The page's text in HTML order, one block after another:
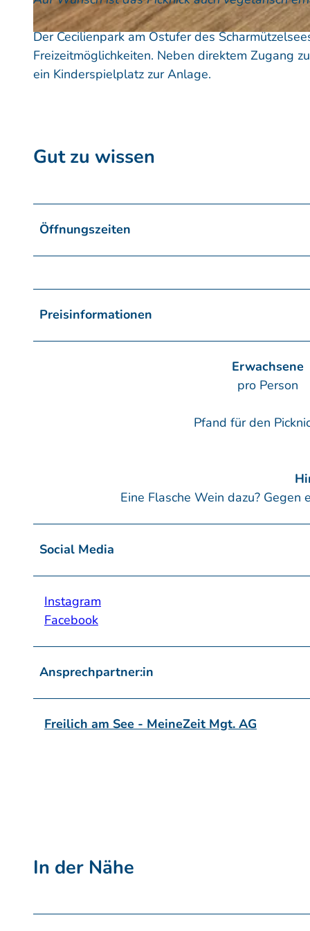
© MeineZeit AG
Der Cecilienpark am Ostufer des
Freizeitmöglichkeiten. Neben direktem Zugang
ein Kinderspielplatz zur Anlage.
Gut zu wissen
Öffnungszeiten
Preisinformationen
Erwachsene
pro Person
Pfand für den
Eine Flasche Wein dazu?
Social Media
Instagram
Facebook
Ansprechpartner:in
Freilich am See - MeineZeit Mgt. AG
In der Nähe